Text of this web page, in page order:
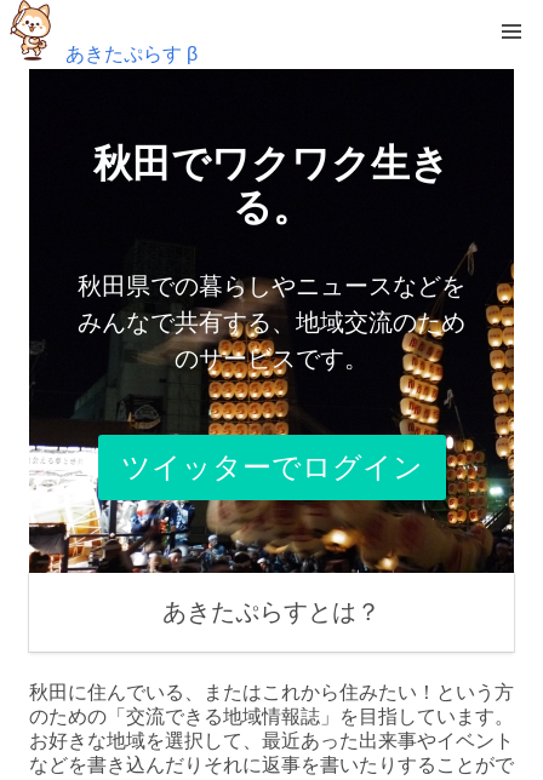
あきたぷらす β
秋田でワクワク生き
る。
秋田県での暮らしやニュースなどを
みんなで共有する、地域交流のため
のサービスです。
ツイッターでログイン
あきたぷらすとは？
秋田に住んでいる、またはこれから住みたい！という方
のための「交流できる地域情報誌」を目指しています。
お好きな地域を選択して、最近あった出来事やイベント
などを書き込んだりそれに返事を書いたりすることがで